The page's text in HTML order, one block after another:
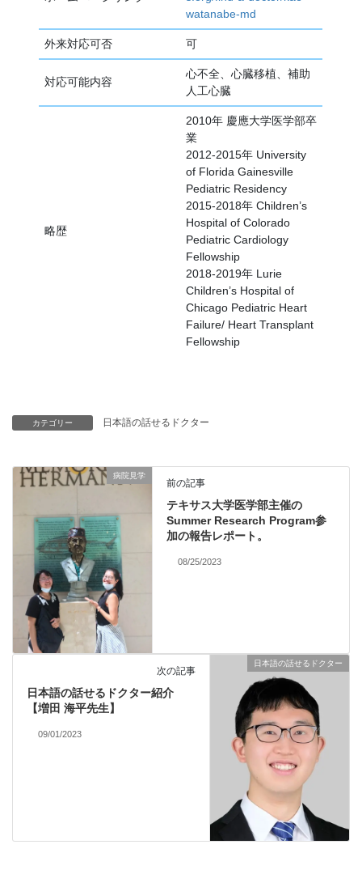
watanabe-md
外来対応可否 可
対応可能内容
心不全、心臓移植、補助
人工心臓
略歴
2010年 慶應大学医学部卒
業
2012-2015年 University
of Florida Gainesville
Pediatric Residency
2015-2018年 Children’s
Hospital of Colorado
Pediatric Cardiology
Fellowship
2018-2019年 Lurie
Children’s Hospital of
Chicago Pediatric Heart
Failure/ Heart Transplant
Fellowship
カテゴリー 日本語の話せるドクター
病院見学
前の記事
テキサス大学医学部主催の
Summer Research Program参
加の報告レポート。
08/25/2023
日本語の話せるドクター
次の記事
日本語の話せるドクター紹介
【増田 海平先生】
09/01/2023